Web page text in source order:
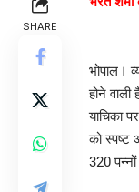
SHARE
भोपाल।
होने
याचिका
को स्पष्ट
320